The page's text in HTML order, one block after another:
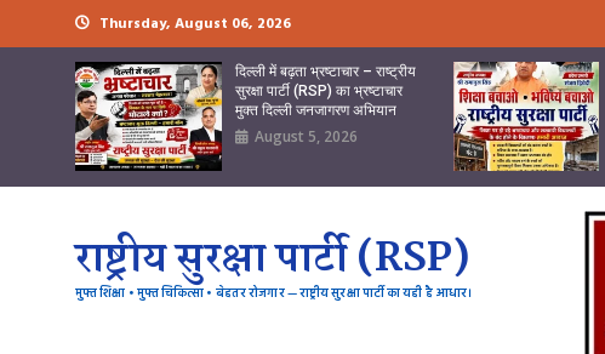
to
Thursday, August 06, 2026
दिल्ली में बढ़ता भ्रष्टाचार – राष्ट्रीय
सुरक्षा पार्टी (RSP) का भ्रष्टाचार
मुक्त दिल्ली जनजागरण अभियान
August 5, 2026
राष्ट्रीय सुरक्षा पार्टी (RSP)
मुफ्त शिक्षा • मुफ्त चिकित्सा • बेहतर रोजगार — राष्ट्रीय सुरक्षा पार्टी का यही है आधार।